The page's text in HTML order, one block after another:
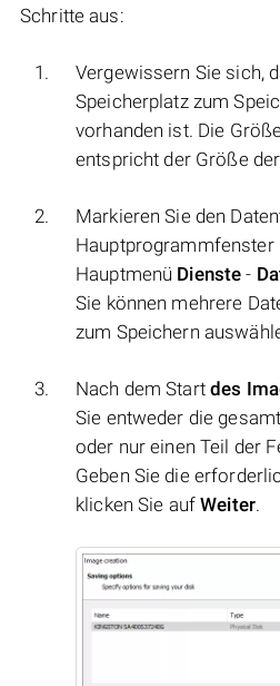
Schritte aus:
Vergewissern Sie sich,
Speicherplatz zum
vorhanden ist. Die
entspricht der Größe
Markieren Sie den
Hauptprogrammfenster
Hauptmenü Dienste -
Sie können mehrere
zum Speichern
Nach dem Start des
Sie entweder die
oder nur einen Teil der
Geben Sie die
klicken Sie aufWeiter.